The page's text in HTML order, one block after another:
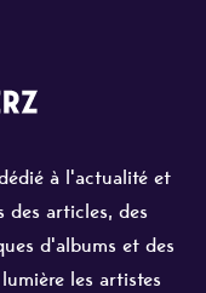
à l'actualité et
articles, des
d'albums et des
les artistes